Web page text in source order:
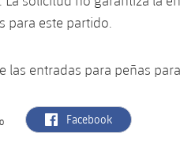
para este partido.
entradas para peñas
label.aria.facebook
Facebook